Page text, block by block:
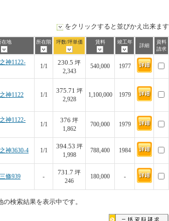
をクリックすると並びかえ出来ます
在地 所在階 坪数/坪単価 賃料 竣工年
詳細
資料
請求
神1122-
1/1
230.5 坪
2,343
540,000 1977
神1122 1/1
375.71 坪
2,928
1,100,000 1979
神1122-
1/1
376 坪
1,862
700,000 1979
神3630-4 1/1
394.53 坪
1,998
788,400 1984
條939 -
731.7 坪
246
180,000 -
検索結果を表示中です。